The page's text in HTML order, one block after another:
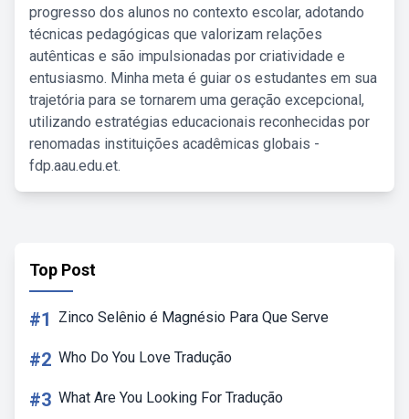
progresso dos alunos no contexto escolar, adotando
técnicas pedagógicas que valorizam relações
autênticas e são impulsionadas por criatividade e
entusiasmo. Minha meta é guiar os estudantes em sua
trajetória para se tornarem uma geração excepcional,
utilizando estratégias educacionais reconhecidas por
renomadas instituições acadêmicas globais -
fdp.aau.edu.et.
Top Post
#1 Zinco Selênio é Magnésio Para Que Serve
#2 Who Do You Love Tradução
#3 What Are You Looking For Tradução